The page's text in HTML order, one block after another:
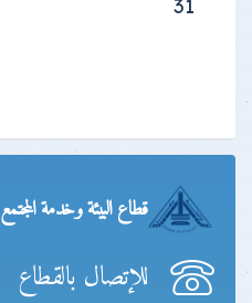
31
قطاع البيئة وخدمة المجتمع
للإتصال بالقطاع